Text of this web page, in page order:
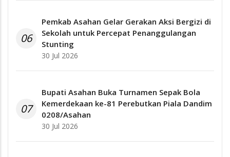
06
Pemkab Asahan Gelar Gerakan Aksi Bergizi di
Sekolah untuk Percepat Penanggulangan
Stunting
30 Jul 2026
07
Bupati Asahan Buka Turnamen Sepak Bola
Kemerdekaan ke-81 Perebutkan Piala Dandim
0208/Asahan
30 Jul 2026